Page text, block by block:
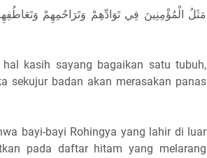
مَثَلُ الْمُؤْمِنِينَ فِي تَوَادِّهِمْ وَتَرَاحُمِهِمْ
kasih sayang bagaikan satu tubuh,
sekujur badan akan merasakan panas
bayi-bayi Rohingya yang lahir di luar
pada daftar hitam yang melarang